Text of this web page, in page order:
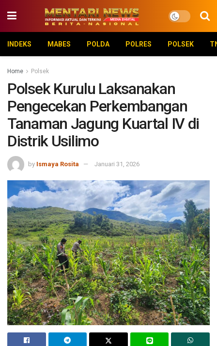
INDEKS MABES POLDA POLRES POLSEK
Home Polsek
Polsek Kurulu Laksanakan
Pengecekan Perkembangan
Tanaman Jagung Kuartal IV di
Distrik Usilimo
by Ismaya Rosita Januari 31, 2026